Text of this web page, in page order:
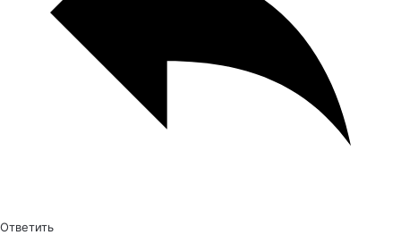
Ответить